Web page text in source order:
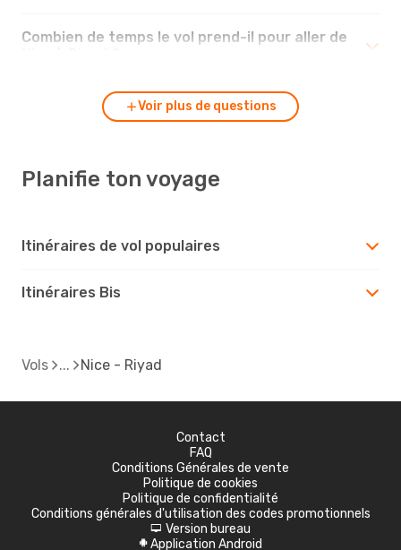
Combien de temps le vol prend-il pour aller de
Voir plus de questions
Planifie ton voyage
Itinéraires de vol populaires
Itinéraires Bis
Vols Nice - Riyad
Contact
FAQ
Conditions Générales de vente
Politique de cookies
Politique de confidentialité
Conditions générales d'utilisation des codes promotionnels
d Version bureau
A Application Android